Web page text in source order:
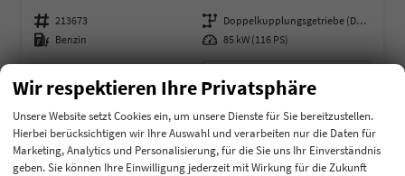
Fahrzeugnummer 213673 Getriebe
Doppelkupplungsgetriebe (DSG)
Kraftstoff Benzin Leistung 85 kW (116 PS)
22.929,72 €
incl. 19% MwSt.
Verbrauch kombiniert:
5,20 l/100km
CO 2-Klasse:D
CO -Emissionen:119,00 g/km
Wir respektieren Ihre Privatsphäre
Unsere Website setzt Cookies ein, um unsere Dienste für Sie bereitzustellen.
Hierbei berücksichtigen wir Ihre Auswahl und verarbeiten nur die Daten für
Marketing, Analytics und Personalisierung, für die Sie uns Ihr Einverständnis
geben. Sie können Ihre Einwilligung jederzeit mit Wirkung für die Zukunft